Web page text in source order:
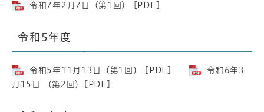
令和7年2月7日（第1回） [PDF]
​令和5年度
令和5年11月13日（第1回） [PDF]
令和6年3
月15日 （第2回）[PDF]